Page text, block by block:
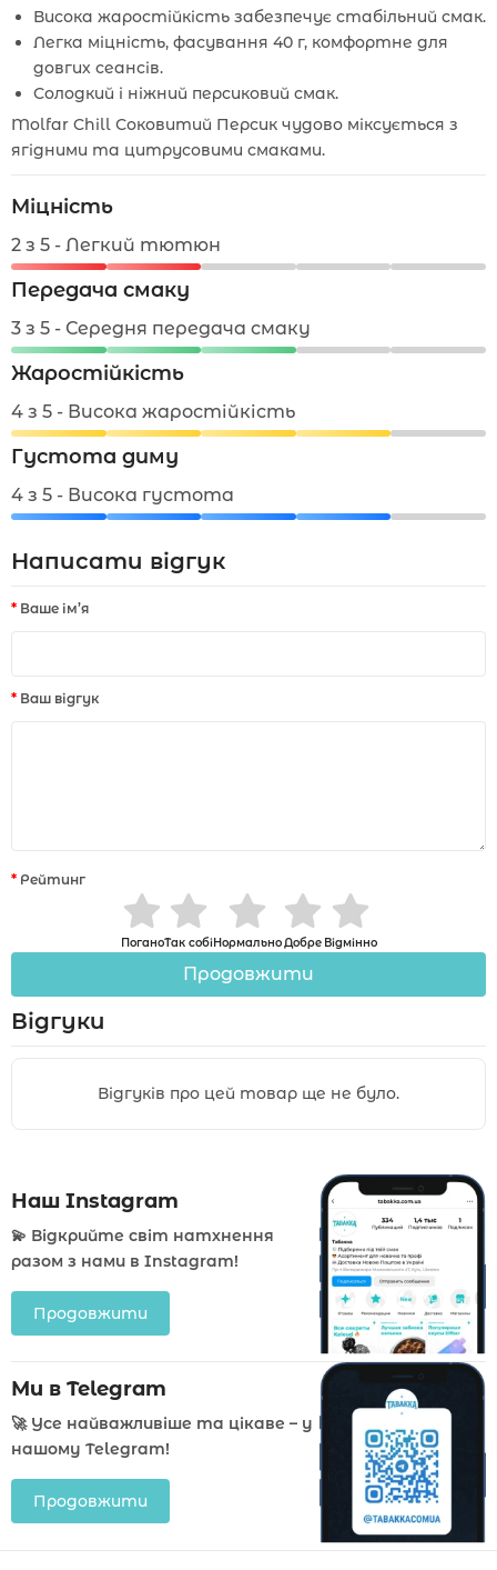
Висока жаростійкість забезпечує стабільний смак.
Легка міцність, фасування 40 г, комфортне для
довгих сеансів.
Солодкий і ніжний персиковий смак.
Molfar Chill Соковитий Персик чудово міксується з
ягідними та цитрусовими смаками.
Міцність
2 з 5 - Легкий тютюн
Передача смаку
3 з 5 - Середня передача смаку
Жаростійкість
4 з 5 - Висока жаростійкість
Густота диму
4 з 5 - Висока густота
Написати відгук
Ваше ім’я
Ваш відгук
Рейтинг
ПоганоТак собіНормальноДобре Відмінно
Продовжити
Відгуки
Відгуків про цей товар ще не було.
Наш Instagram
💫 Відкрийте світ натхнення
разом з нами в Instagram!
Продовжити
Ми в Telegram
🚀 Усе найважливіше та цікаве – у
нашому Telegram!
Продовжити